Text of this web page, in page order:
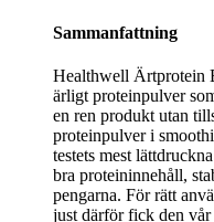
Sammanfattning
Healthwell Ärtprotein
ärligt proteinpulver
en ren produkt utan
proteinpulver i
testets mest
bra proteininnehåll,
pengarna. För rätt
just därför fick den